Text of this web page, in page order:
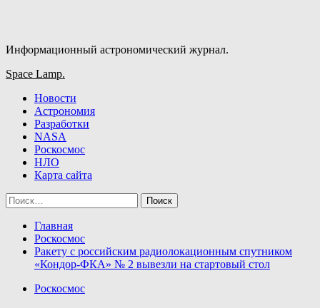
Информационный астрономический журнал.
Основное
Space Lamp.
Новости
Астрономия
Разработки
NASA
Роскосмос
НЛО
Карта сайта
Найти:
Главная
Роскосмос
Ракету с российским радиолокационным спутником
«Кондор-ФКА» № 2 вывезли на стартовый стол
Роскосмос